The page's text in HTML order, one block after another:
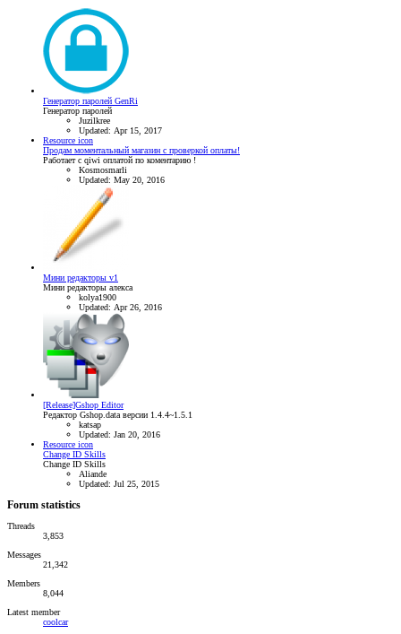
Генератор паролей GenRi
Генератор паролей
Juzilkree
Updated: Apr 15, 2017
Resource icon
Продам моментальный магазин с проверкой оплаты!
Работает с qiwi оплатой по коментарию !
Kosmosmarli
Updated: May 20, 2016
Мини редакторы v1
Мини редакторы алекса
kolya1900
Updated: Apr 26, 2016
[Release]Gshop Editor
Редактор Gshop.data версии 1.4.4~1.5.1
katsap
Updated: Jan 20, 2016
Resource icon
Change ID Skills
Change ID Skills
Aliande
Updated: Jul 25, 2015
Forum statistics
Threads
3,853
Messages
21,342
Members
8,044
Latest member
coolcar